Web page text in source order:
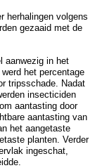
herhalingen volgens
gezaaid met de
aanwezig in het
het percentage
tripsschade. Nadat
insecticiden
aantasting door
aantasting van
het aangetaste
planten. Verder
ingeschat,